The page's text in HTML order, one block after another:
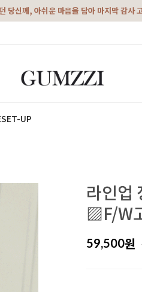
당신께, 아쉬운 마음을 담아 마지막 감사
SET-UP
라인업
▨F/W
59,500원